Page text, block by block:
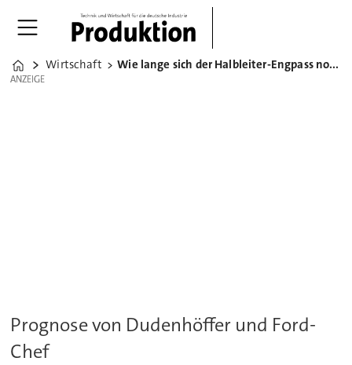
Home
Wirtschaft Wie lange sich der Halbleiter-Engpass noch hinzieht
ANZEIGE
ANZEIGE
Prognose von Dudenhöffer und Ford-
Chef